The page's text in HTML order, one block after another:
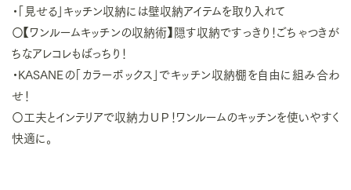
・「見せる」キッチン収納には壁収納アイテムを取り入れて
〇【ワンルームキッチンの収納術】隠す収納ですっきり！ごちゃつきが
ちなアレコレもばっちり！
・KASANEの「カラーボックス」でキッチン収納棚を自由に組み合わ
せ！
〇工夫とインテリアで収納力ＵＰ！ワンルームのキッチンを使いやすく
快適に。